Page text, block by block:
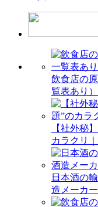
飲食店の
覧表あり）
【社外秘
カラクリ
日本酒の
造メーカー